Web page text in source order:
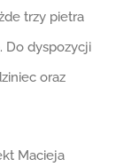
trzy pietra
Do dyspozycji
oraz
Macieja